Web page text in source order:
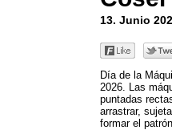
13. Junio
Día de la
2026. Las
puntadas
arrastrar,
formar el